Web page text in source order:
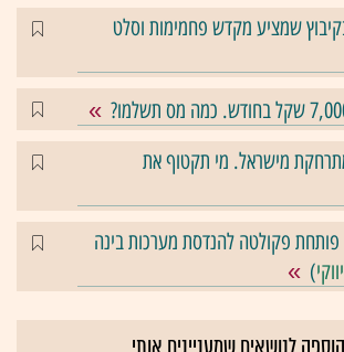
שמציע מקדש פחמימות וסלט
מישראל. מי תקטוף את
פותחת פקולטה להנדסת מערכות בינה
)